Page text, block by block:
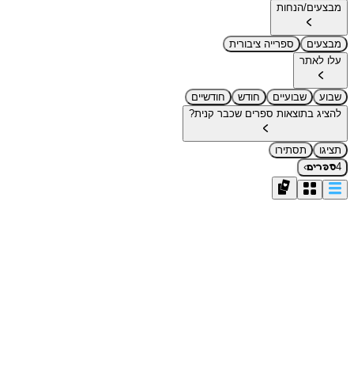
מבצעים/הנחות
מבצעים
ספרייה ציבורית
עלו לאתר
שבוע שבועיים חודש
חודשיים
להציג בתוצאות ספרים שכבר קנית?
תציגו
תסתירו
4ספרים›